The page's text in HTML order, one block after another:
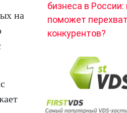
на
бизнеса в России:
поможет
конкурентов?